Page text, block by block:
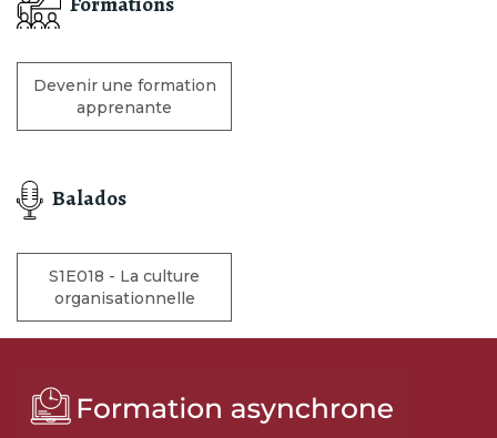
Devenir une formation
apprenante
Balados
S1E018 - La culture
organisationnelle